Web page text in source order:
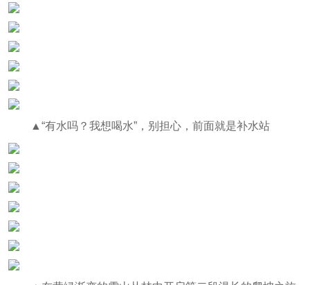
▲“有水吗？我想喝水”，别担心，前面就是补水站